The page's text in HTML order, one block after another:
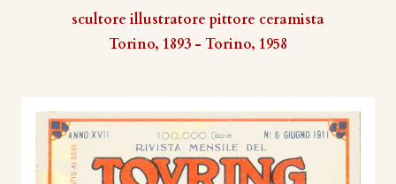
scultore illustratore pittore ceramista
Torino, 1893 - Torino, 1958